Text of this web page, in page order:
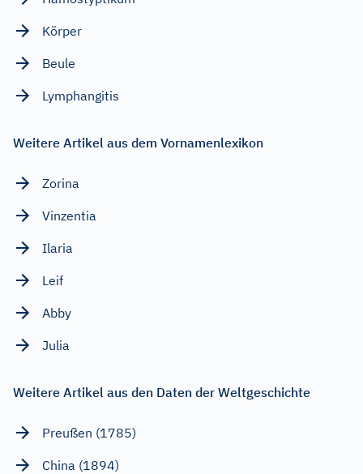
Körper
Beule
Lymphangitis
Weitere Artikel aus dem Vornamenlexikon
Zorina
Vinzentia
Ilaria
Leif
Abby
Julia
Weitere Artikel aus den Daten der Weltgeschichte
Preußen (1785)
China (1894)